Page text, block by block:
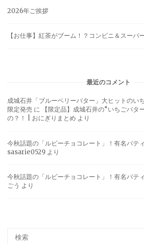
2026年ご挨拶
【お仕事】紅茶がブーム！？コンビニ＆スーパ
最近のコメント
成城石井「ブルーベリーバター」大ヒットのい
限定発売 に
【限定品】成城石井の“いちごバタ
の？！ | おにぎりまとめ より
今秋話題の「ルビーチョコレート」！有名パテ
sasarie0529 より
今秋話題の「ルビーチョコレート」！有名パテ
ごう より